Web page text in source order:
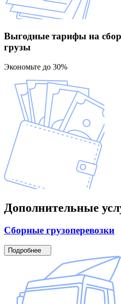
Выгодные тарифы на
грузы
Экономьте до 30%
Дополнительные
Сборные грузоперевозки
Подробнее